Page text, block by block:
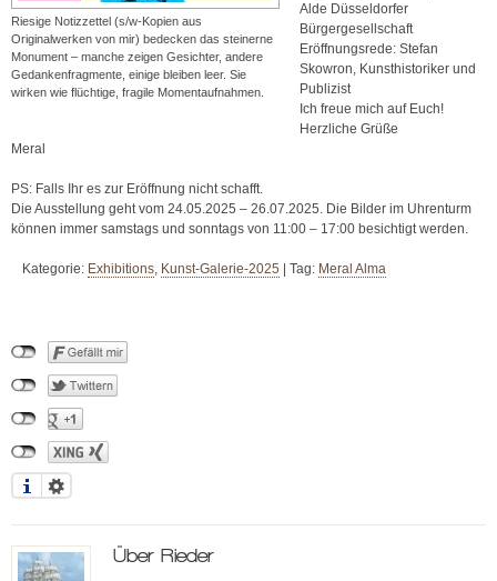
Riesige Notizzettel (s/w-Kopien aus
Originalwerken von mir) bedecken das steinerne
Monument – manche zeigen Gesichter, andere
Gedankenfragmente, einige bleiben leer. Sie
wirken wie flüchtige, fragile Momentaufnahmen.
Alde Düsseldorfer
Bürgergesellschaft
Eröffnungsrede: Stefan
Skowron, Kunsthistoriker und
Publizist
Ich freue mich auf Euch!
Herzliche Grüße
Meral
PS: Falls Ihr es zur Eröffnung nicht schafft.
Die Ausstellung geht vom 24.05.2025 – 26.07.2025. Die Bilder im Uhrenturm
können immer samstags und sonntags von 11:00 – 17:00 besichtigt werden.
Kategorie: Exhibitions, Kunst-Galerie-2025 Tag: Meral Alma
Über Rieder